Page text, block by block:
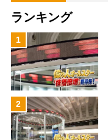
ランキング
1
2